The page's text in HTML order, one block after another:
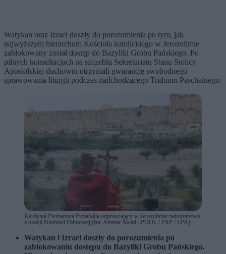
Watykan oraz Izrael doszły do porozumienia po tym, jak
najwyższym hierarchom Kościoła katolickiego w Jerozolimie
zablokowany został dostęp do Bazyliki Grobu Pańskiego. Po
pilnych konsultacjach na szczeblu Sekretariatu Stanu Stolicy
Apostolskiej duchowni otrzymali gwarancję swobodnego
sprawowania liturgii podczas nadchodzącego Triduum Paschalnego.
Kardynał Pierbattista Pizzaballa odprawiający w Jerozolimie nabożeństwo
z okazji Niedzieli Palmowej (fot. Ammar Awad / POOL / PAP / EPA)
Watykan i Izrael doszły do porozumienia po
zablokowaniu dostępu do Bazyliki Grobu Pańskiego.